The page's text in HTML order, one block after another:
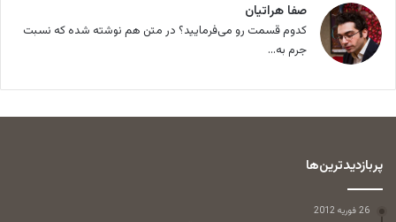
صفا هراتیان
کدوم قسمت رو می‌فرمایید؟ در متن هم نوشته شده که نسبت
جرم به...
پربازدیدترین‌ها
26 فوریه 2012